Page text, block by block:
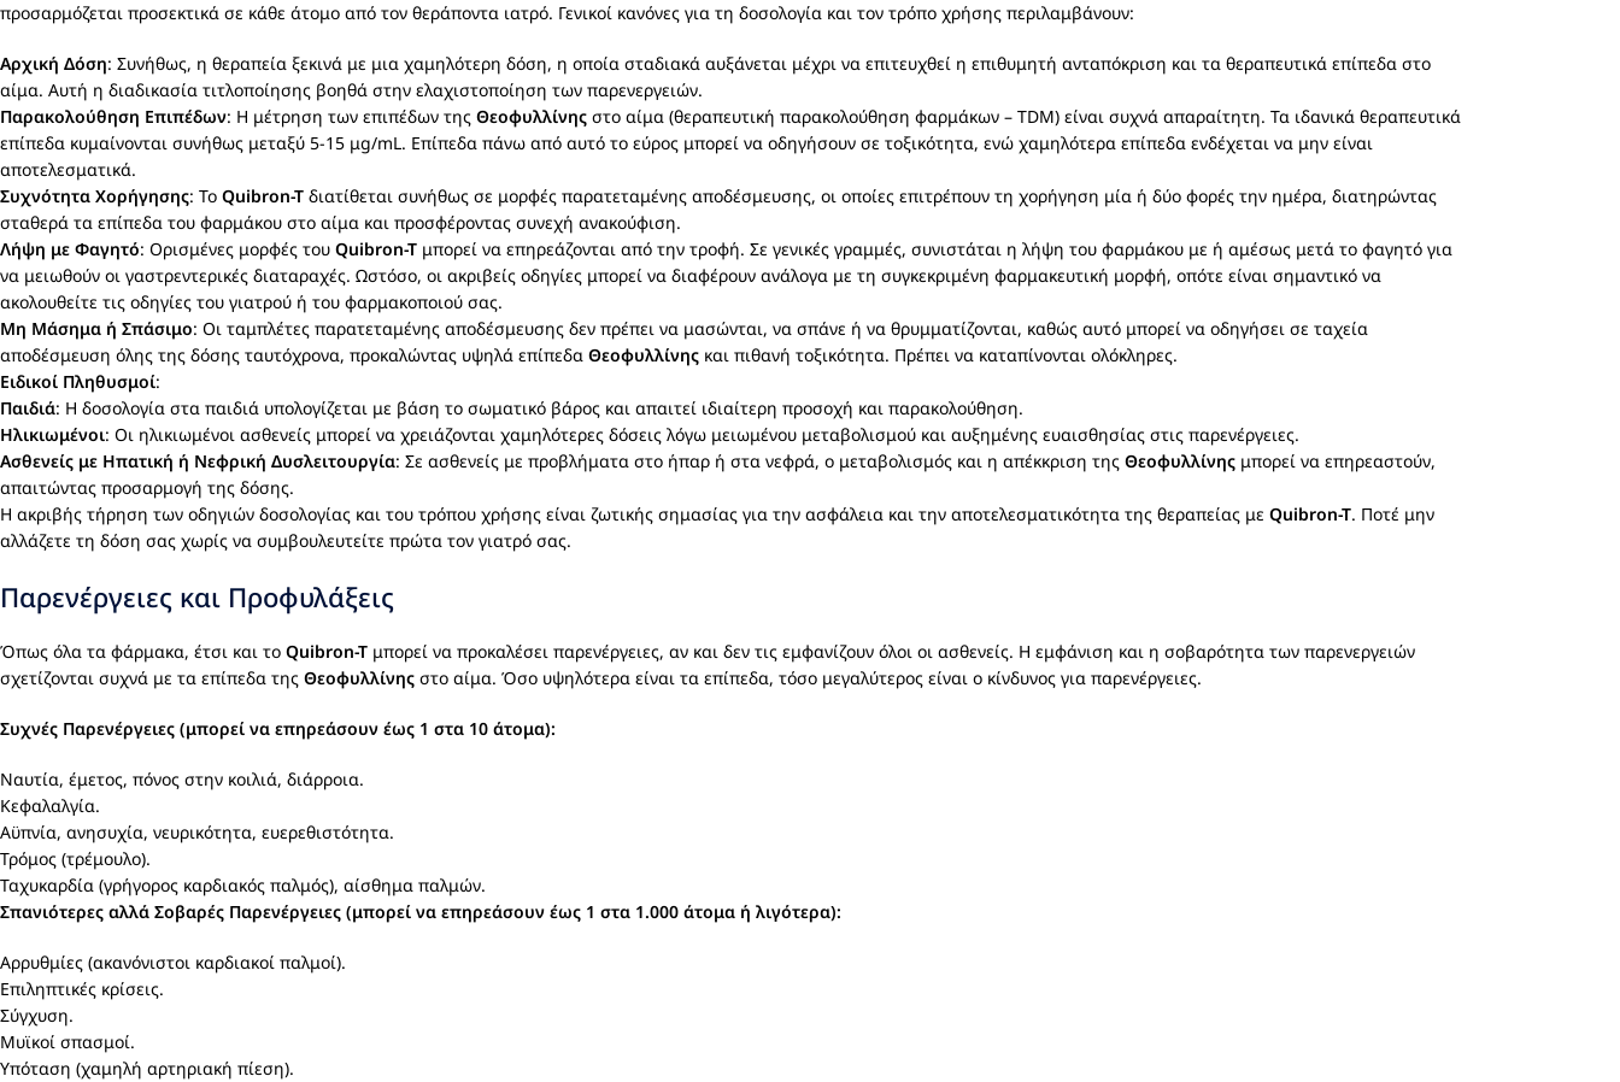
προσαρμόζεται προσεκτικά σε κάθε άτομο από τον θεράποντα ιατρό. Γενικοί κανόνες για τη δοσολογία και τον τρόπο χρήσης περιλαμβάνουν:
Αρχική Δόση: Συνήθως, η θεραπεία ξεκινά με μια χαμηλότερη δόση, η οποία σταδιακά αυξάνεται μέχρι να επιτευχθεί η επιθυμητή ανταπόκριση και τα θεραπευτικά επίπεδα στο
αίμα. Αυτή η διαδικασία τιτλοποίησης βοηθά στην ελαχιστοποίηση των παρενεργειών.
Παρακολούθηση Επιπέδων: Η μέτρηση των επιπέδων της Θεοφυλλίνης στο αίμα (θεραπευτική παρακολούθηση φαρμάκων – TDM) είναι συχνά απαραίτητη. Τα ιδανικά θεραπευτικά
επίπεδα κυμαίνονται συνήθως μεταξύ 5-15 μg/mL. Επίπεδα πάνω από αυτό το εύρος μπορεί να οδηγήσουν σε τοξικότητα, ενώ χαμηλότερα επίπεδα ενδέχεται να μην είναι
αποτελεσματικά.
Συχνότητα Χορήγησης: Το Quibron-T διατίθεται συνήθως σε μορφές παρατεταμένης αποδέσμευσης, οι οποίες επιτρέπουν τη χορήγηση μία ή δύο φορές την ημέρα, διατηρώντας
σταθερά τα επίπεδα του φαρμάκου στο αίμα και προσφέροντας συνεχή ανακούφιση.
Λήψη με Φαγητό: Ορισμένες μορφές του Quibron-T μπορεί να επηρεάζονται από την τροφή. Σε γενικές γραμμές, συνιστάται η λήψη του φαρμάκου με ή αμέσως μετά το φαγητό για
να μειωθούν οι γαστρεντερικές διαταραχές. Ωστόσο, οι ακριβείς οδηγίες μπορεί να διαφέρουν ανάλογα με τη συγκεκριμένη φαρμακευτική μορφή, οπότε είναι σημαντικό να
ακολουθείτε τις οδηγίες του γιατρού ή του φαρμακοποιού σας.
Μη Μάσημα ή Σπάσιμο: Οι ταμπλέτες παρατεταμένης αποδέσμευσης δεν πρέπει να μασώνται, να σπάνε ή να θρυμματίζονται, καθώς αυτό μπορεί να οδηγήσει σε ταχεία
αποδέσμευση όλης της δόσης ταυτόχρονα, προκαλώντας υψηλά επίπεδα Θεοφυλλίνης και πιθανή τοξικότητα. Πρέπει να καταπίνονται ολόκληρες.
Ειδικοί Πληθυσμοί:
Παιδιά: Η δοσολογία στα παιδιά υπολογίζεται με βάση το σωματικό βάρος και απαιτεί ιδιαίτερη προσοχή και παρακολούθηση.
Ηλικιωμένοι: Οι ηλικιωμένοι ασθενείς μπορεί να χρειάζονται χαμηλότερες δόσεις λόγω μειωμένου μεταβολισμού και αυξημένης ευαισθησίας στις παρενέργειες.
Ασθενείς με Ηπατική ή Νεφρική Δυσλειτουργία: Σε ασθενείς με προβλήματα στο ήπαρ ή στα νεφρά, ο μεταβολισμός και η απέκκριση της Θεοφυλλίνης μπορεί να επηρεαστούν,
απαιτώντας προσαρμογή της δόσης.
Η ακριβής τήρηση των οδηγιών δοσολογίας και του τρόπου χρήσης είναι ζωτικής σημασίας για την ασφάλεια και την αποτελεσματικότητα της θεραπείας με Quibron-T. Ποτέ μην
αλλάζετε τη δόση σας χωρίς να συμβουλευτείτε πρώτα τον γιατρό σας.
Παρενέργειες και Προφυλάξεις
Όπως όλα τα φάρμακα, έτσι και το Quibron-T μπορεί να προκαλέσει παρενέργειες, αν και δεν τις εμφανίζουν όλοι οι ασθενείς. Η εμφάνιση και η σοβαρότητα των παρενεργειών
σχετίζονται συχνά με τα επίπεδα της Θεοφυλλίνης στο αίμα. Όσο υψηλότερα είναι τα επίπεδα, τόσο μεγαλύτερος είναι ο κίνδυνος για παρενέργειες.
Συχνές Παρενέργειες (μπορεί να επηρεάσουν έως 1 στα 10 άτομα):
Ναυτία, έμετος, πόνος στην κοιλιά, διάρροια.
Κεφαλαλγία.
Αϋπνία, ανησυχία, νευρικότητα, ευερεθιστότητα.
Τρόμος (τρέμουλο).
Ταχυκαρδία (γρήγορος καρδιακός παλμός), αίσθημα παλμών.
Σπανιότερες αλλά Σοβαρές Παρενέργειες (μπορεί να επηρεάσουν έως 1 στα 1.000 άτομα ή λιγότερα):
Αρρυθμίες (ακανόνιστοι καρδιακοί παλμοί).
Επιληπτικές κρίσεις.
Σύγχυση.
Μυϊκοί σπασμοί.
Υπόταση (χαμηλή αρτηριακή πίεση).